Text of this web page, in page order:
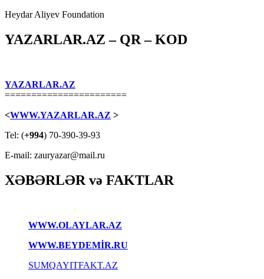
Heydar Aliyev Foundation
YAZARLAR.AZ – QR – KOD
YAZARLAR.AZ
=======================
<WWW.YAZARLAR.AZ >
Tel: (+994) 70-390-39-93
E-mail: zauryazar@mail.ru
XƏBƏRLƏR və FAKTLAR
WWW.OLAYLAR.AZ
WWW.BEYDEMİR.RU
SUMQAYITFAKT.AZ